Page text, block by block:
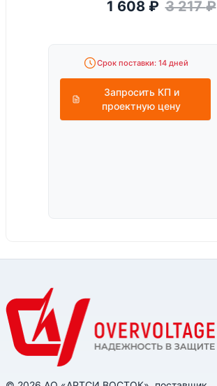
1 608 ₽ 3 217₽
Срок поставки: 14 дней
Запросить КП и
проектную цену